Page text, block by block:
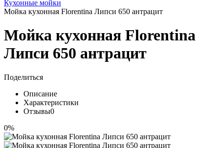
Кухонные мойки
Мойка кухонная Florentina Липси 650 антрацит
Мойка кухонная Florentina
Липси 650 антрацит
Поделиться
Описание
Характеристики
Отзывы0
0%